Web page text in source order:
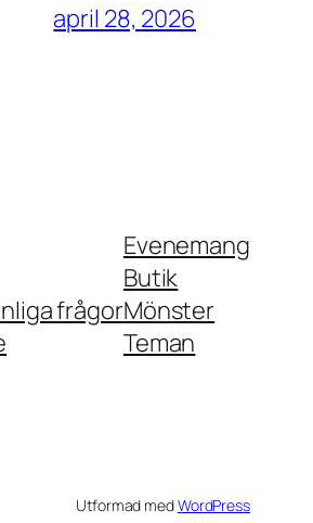
april 28, 2026
frågor
Evenemang
Butik
Mönster
Teman
Utformad medWordPress